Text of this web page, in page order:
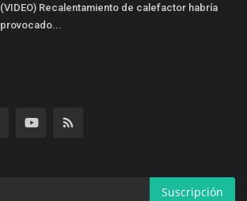
(VIDEO) Recalentamiento de calefactor habría
provocado...
Suscripción